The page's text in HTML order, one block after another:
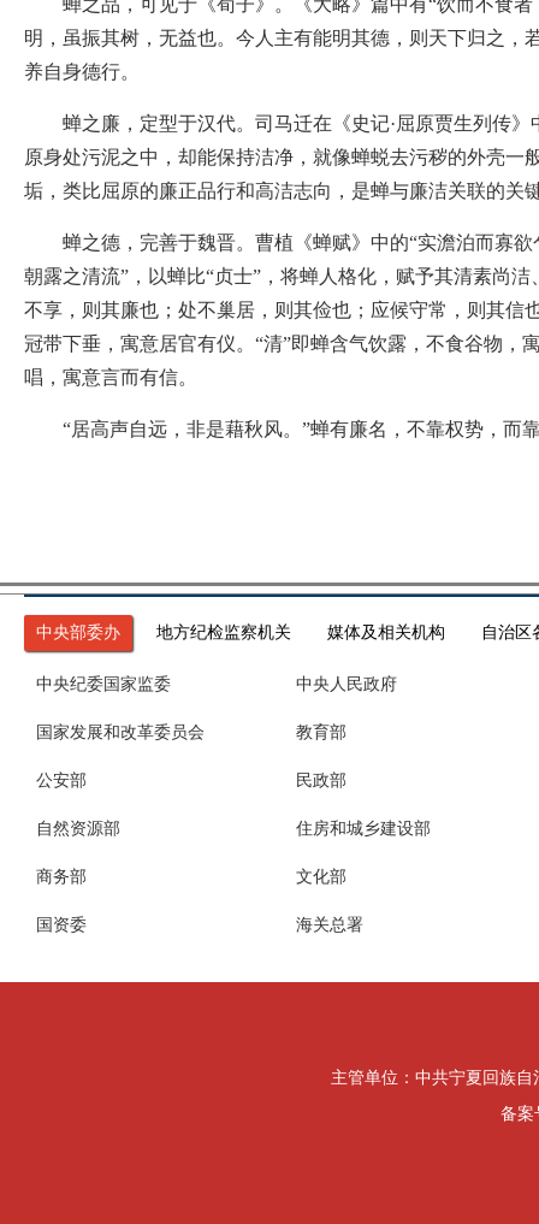
蝉之品，可见于《荀子》。《大略》篇中有“饮而不食者
明，虽振其树，无益也。今人主有能明其德，则天下归之，
养自身德行。
蝉之廉，定型于汉代。司马迁在《史记·屈原贾生列传》
原身处污泥之中，却能保持洁净，就像蝉蜕去污秽的外壳
垢，类比屈原的廉正品行和高洁志向，是蝉与廉洁关联的关
蝉之德，完善于魏晋。曹植《蝉赋》中的“实澹泊而寡欲
朝露之清流”，以蝉比“贞士”，将蝉人格化，赋予其清素尚
不享，则其廉也；处不巢居，则其俭也；应候守常，则其信
冠带下垂，寓意居官有仪。“清”即蝉含气饮露，不食谷物，
唱，寓意言而有信。
“居高声自远，非是藉秋风。”蝉有廉名，不靠权势，而靠
中央部委办 地方纪检监察机关 媒体及相关机构 自治区
中央纪委国家监委 中央人民政府
国家发展和改革委员会 教育部
公安部 民政部
自然资源部 住房和城乡建设部
商务部 文化部
国资委 海关总署
主管单位：中共宁夏回族自
备案